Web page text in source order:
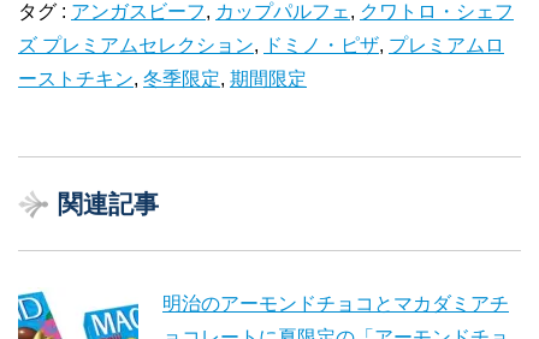
タグ : アンガスビーフ, カップパルフェ , クワトロ・シェフ
ズ プレミアムセレクション, ドミノ・ピザ, プレミアムロ
ーストチキン, 冬季限定, 期間限定
関連記事
明治のアーモンドチョコとマカダミアチ